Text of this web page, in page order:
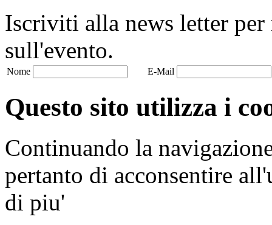
Iscriviti alla news letter
sull'evento.
Nome E-Mail
Questo sito utilizza i
Continuando la
pertanto di acconsentire
di piu'